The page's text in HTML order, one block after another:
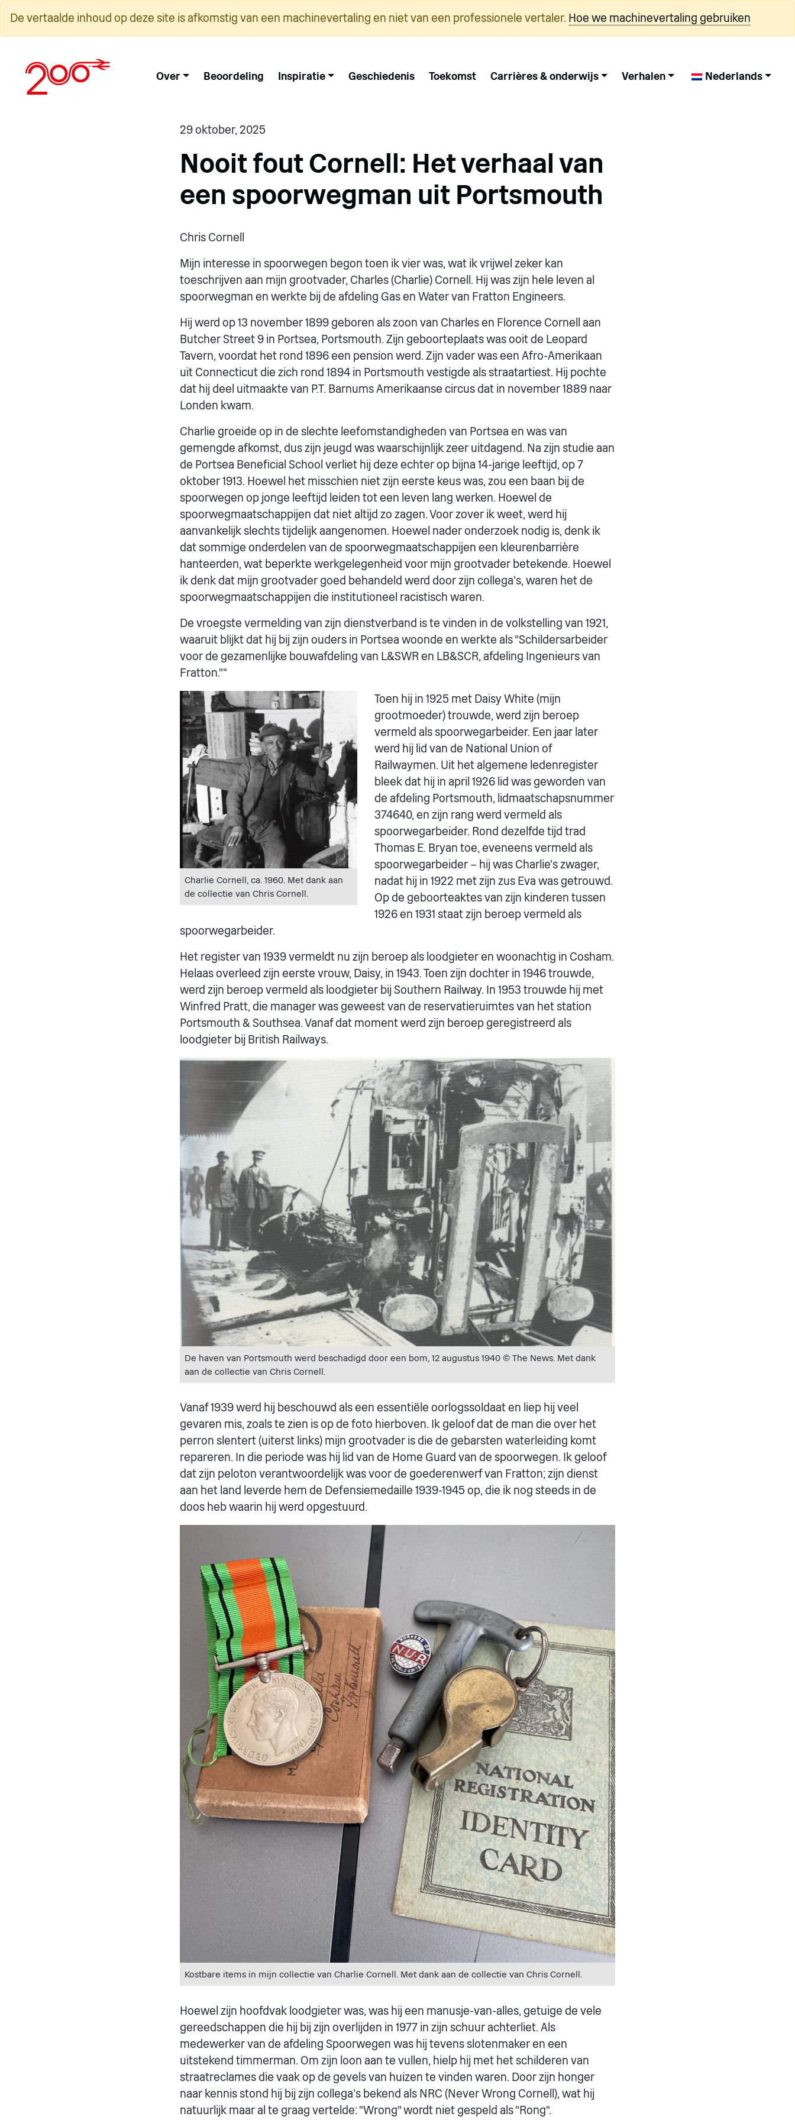
naar
inhoud
De vertaalde inhoud op deze site is afkomstig van een machinevertaling en niet van een professionele vertaler. Hoe we machinevertaling gebruiken
Over Beoordeling Inspiratie Geschiedenis Toekomst Carrières & onderwijs Verhalen Nederlands
29 oktober, 2025
Nooit fout Cornell: Het verhaal van
een spoorwegman uit Portsmouth
Chris Cornell
Mijn interesse in spoorwegen begon toen ik vier was, wat ik vrijwel zeker kan
toeschrijven aan mijn grootvader, Charles (Charlie) Cornell. Hij was zijn hele leven al
spoorwegman en werkte bij de afdeling Gas en Water van Fratton Engineers.
Hij werd op 13 november 1899 geboren als zoon van Charles en Florence Cornell aan
Butcher Street 9 in Portsea, Portsmouth. Zijn geboorteplaats was ooit de Leopard
Tavern, voordat het rond 1896 een pension werd. Zijn vader was een Afro-Amerikaan
uit Connecticut die zich rond 1894 in Portsmouth vestigde als straatartiest. Hij pochte
dat hij deel uitmaakte van P.T. Barnums Amerikaanse circus dat in november 1889 naar
Londen kwam.
Charlie groeide op in de slechte leefomstandigheden van Portsea en was van
gemengde afkomst, dus zijn jeugd was waarschijnlijk zeer uitdagend. Na zijn studie aan
de Portsea Beneficial School verliet hij deze echter op bijna 14-jarige leeftijd, op 7
oktober 1913. Hoewel het misschien niet zijn eerste keus was, zou een baan bij de
spoorwegen op jonge leeftijd leiden tot een leven lang werken. Hoewel de
spoorwegmaatschappijen dat niet altijd zo zagen. Voor zover ik weet, werd hij
aanvankelijk slechts tijdelijk aangenomen. Hoewel nader onderzoek nodig is, denk ik
dat sommige onderdelen van de spoorwegmaatschappijen een kleurenbarrière
hanteerden, wat beperkte werkgelegenheid voor mijn grootvader betekende. Hoewel
ik denk dat mijn grootvader goed behandeld werd door zijn collega's, waren het de
spoorwegmaatschappijen die institutioneel racistisch waren.
De vroegste vermelding van zijn dienstverband is te vinden in de volkstelling van 1921,
waaruit blijkt dat hij bij zijn ouders in Portsea woonde en werkte als "Schildersarbeider
voor de gezamenlijke bouwafdeling van L&SWR en LB&SCR, afdeling Ingenieurs van
Fratton."“
Charlie Cornell, ca. 1960. Met dank aan
de collectie van Chris Cornell.
Toen hij in 1925 met Daisy White (mijn
grootmoeder) trouwde, werd zijn beroep
vermeld als spoorwegarbeider. Een jaar later
werd hij lid van de National Union of
Railwaymen. Uit het algemene ledenregister
bleek dat hij in april 1926 lid was geworden van
de afdeling Portsmouth, lidmaatschapsnummer
374640, en zijn rang werd vermeld als
spoorwegarbeider. Rond dezelfde tijd trad
Thomas E. Bryan toe, eveneens vermeld als
spoorwegarbeider – hij was Charlie's zwager,
nadat hij in 1922 met zijn zus Eva was getrouwd.
Op de geboorteaktes van zijn kinderen tussen
1926 en 1931 staat zijn beroep vermeld als
spoorwegarbeider.
Het register van 1939 vermeldt nu zijn beroep als loodgieter en woonachtig in Cosham.
Helaas overleed zijn eerste vrouw, Daisy, in 1943. Toen zijn dochter in 1946 trouwde,
werd zijn beroep vermeld als loodgieter bij Southern Railway. In 1953 trouwde hij met
Winfred Pratt, die manager was geweest van de reservatieruimtes van het station
Portsmouth & Southsea. Vanaf dat moment werd zijn beroep geregistreerd als
loodgieter bij British Railways.
De haven van Portsmouth werd beschadigd door een bom, 12 augustus 1940 (c) The News. Met dank
aan de collectie van Chris Cornell.
Vanaf 1939 werd hij beschouwd als een essentiële oorlogssoldaat en liep hij veel
gevaren mis, zoals te zien is op de foto hierboven. Ik geloof dat de man die over het
perron slentert (uiterst links) mijn grootvader is die de gebarsten waterleiding komt
repareren. In die periode was hij lid van de Home Guard van de spoorwegen. Ik geloof
dat zijn peloton verantwoordelijk was voor de goederenwerf van Fratton; zijn dienst
aan het land leverde hem de Defensiemedaille 1939-1945 op, die ik nog steeds in de
doos heb waarin hij werd opgestuurd.
Kostbare items in mijn collectie van Charlie Cornell. Met dank aan de collectie van Chris Cornell.
Hoewel zijn hoofdvak loodgieter was, was hij een manusje-van-alles, getuige de vele
gereedschappen die hij bij zijn overlijden in 1977 in zijn schuur achterliet. Als
medewerker van de afdeling Spoorwegen was hij tevens slotenmaker en een
uitstekend timmerman. Om zijn loon aan te vullen, hielp hij met het schilderen van
straatreclames die vaak op de gevels van huizen te vinden waren. Door zijn honger
naar kennis stond hij bij zijn collega's bekend als NRC (Never Wrong Cornell), wat hij
natuurlijk maar al te graag vertelde: "Wrong" wordt niet gespeld als "Rong".